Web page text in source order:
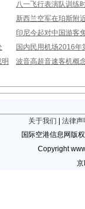
八一飞行表演队训练
新西兰空军在珀斯附
印尼今起对中国游客
国内民用机场2016年
波音高超音速客机概
关于我们
法律声
国际空港信息网版
Copyright